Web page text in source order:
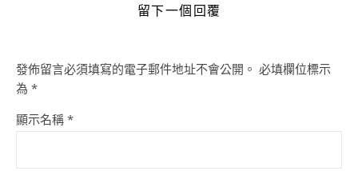
留下一個回覆
發佈留言必須填寫的電子郵件地址不會公開。 必填欄位標示
為 *
顯示名稱 *